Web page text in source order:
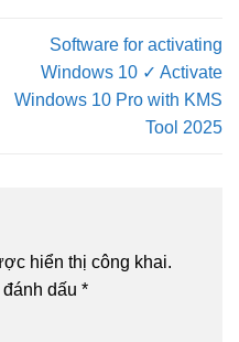
Software for activating
Windows 10 ✓ Activate
Windows 10 Pro with KMS
Tool 2025
hiển thị công khai.
dấu *